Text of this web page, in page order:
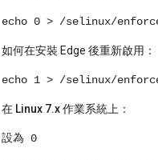
echo 0 > /selinux/
如何在安裝 Edge 後重新啟用：
echo 1 > /selinux/
在 Linux 7.x 作業系統上：
設為 0